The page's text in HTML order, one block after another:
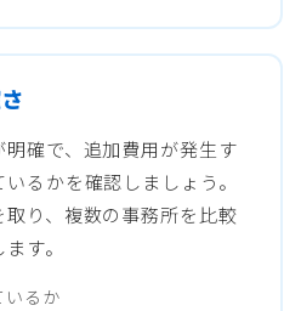
確で、追加費用が発生す
るかを確認しましょう。
り、複数の事務所を比較
す。
いるか